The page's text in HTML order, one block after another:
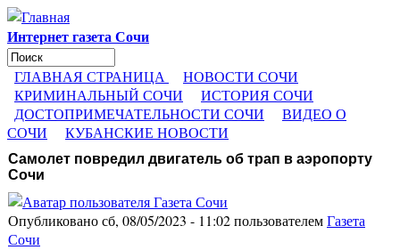
Перейти к основному содержанию
Интернет газета Сочи
Форма поиска
Поиск
ГЛАВНАЯ СТРАНИЦА
НОВОСТИ СОЧИ
КРИМИНАЛЬНЫЙ СОЧИ
ИСТОРИЯ СОЧИ
ДОСТОПРИМЕЧАТЕЛЬНОСТИ СОЧИ
ВИДЕО О
СОЧИ
КУБАНСКИЕ НОВОСТИ
Самолет повредил двигатель об трап в аэропорту
Сочи
Опубликовано сб, 08/05/2023 - 11:02 пользователемГазета
Сочи